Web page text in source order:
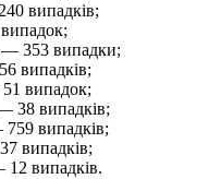
випадків;
— 353 випадки;
випадків;
випадок;
38 випадків;
випадків;
випадків;
12 випадків.